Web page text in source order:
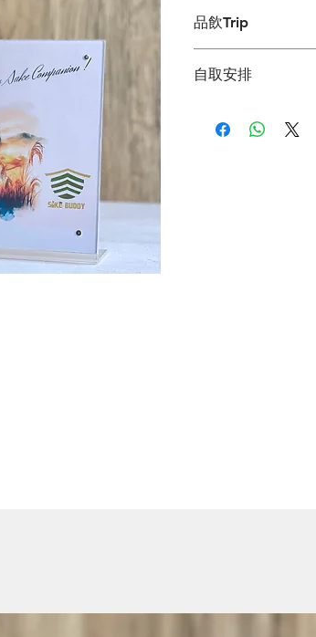
品飲Trip
澈透明, 具有良好的
自取安排
Whatsapp / 通訊設